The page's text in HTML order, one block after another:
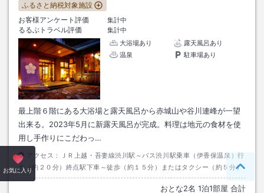
ふるさと納税対象施設
お客様アンケート評価
集計中
るるぶトラベル評価
集計中
大浴場あり
露天風呂あり
温泉
駐車場あり
最上階６階にある大浴場と露天風呂から赤城山や谷川連峰が一望
出来る。2023年5月に新露天風呂が完成。料理は地元の食材を使
用し手作りにこだわっ…
アクセス：
ＪＲ上越・吾妻線渋川駅～バス渋川駅乗車（伊香保温泉）行
き（約２０分）終点駅下車～徒歩（約１５分）またはタクシー（約５分）
おとな2名 1泊1部屋 合計
お気に入り ペー